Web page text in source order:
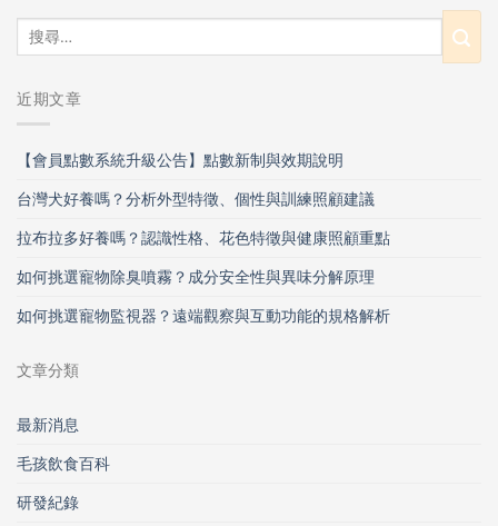
近期文章
【會員點數系統升級公告】點數新制與效期說明
台灣犬好養嗎？分析外型特徵、個性與訓練照顧建議
拉布拉多好養嗎？認識性格、花色特徵與健康照顧重點
如何挑選寵物除臭噴霧？成分安全性與異味分解原理
如何挑選寵物監視器？遠端觀察與互動功能的規格解析
文章分類
最新消息
毛孩飲食百科
研發紀錄